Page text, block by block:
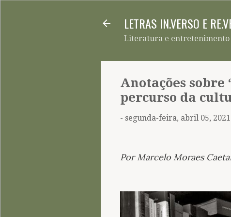
LETRAS IN.VERSO E
Literatura e entretenimento
Anotações sobre
percurso da
- segunda-feira, abril 05, 2021
Por Marcelo Moraes